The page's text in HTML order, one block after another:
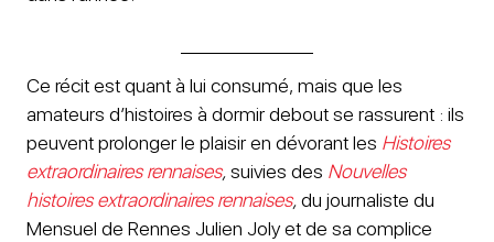
Ce récit est quant à lui consumé, mais que les
amateurs d’histoires à dormir debout se rassurent : ils
peuvent prolonger le plaisir en dévorant les Histoires
extraordinaires rennaises,suivies des Nouvelles
histoires extraordinaires rennaises,du journaliste du
Mensuel de Rennes Julien Joly et de sa complice